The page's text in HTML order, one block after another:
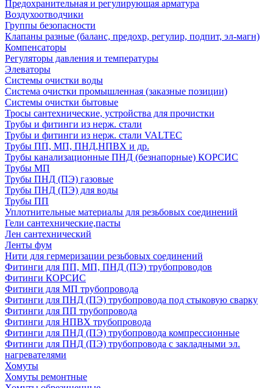
Предохранительная и регулирующая арматура
Воздухоотводчики
Группы безопасности
Клапаны разные (баланс, предохр, регулир, подпит, эл-магн)
Компенсаторы
Регуляторы давления и температуры
Элеваторы
Системы очистки воды
Система очистки промышленная (заказные позиции)
Системы очистки бытовые
Тросы сантехнические, устройства для прочистки
Трубы и фитинги из нерж. стали
Трубы и фитинги из нерж. стали VALTEC
Трубы ПП, МП, ПНД,НПВХ и др.
Трубы канализационные ПНД (безнапорные) КОРСИС
Трубы МП
Трубы ПНД (ПЭ) газовые
Трубы ПНД (ПЭ) для воды
Трубы ПП
Уплотнительные материалы для резьбовых соединений
Гели сантехнические,пасты
Лен сантехнический
Ленты фум
Нити для гермеризации резьбовых соединений
Фитинги для ПП, МП, ПНД (ПЭ) трубопроводов
Фитинги КОРСИС
Фитинги для МП трубопровода
Фитинги для ПНД (ПЭ) трубопровода под стыковую сварку
Фитинги для ПП трубопровода
Фитинги для НПВХ трубопровода
Фитинги для ПНД (ПЭ) трубопровода компрессионные
Фитинги для ПНД (ПЭ) трубопровода с закладными эл.
нагревателями
Хомуты
Хомуты ремонтные